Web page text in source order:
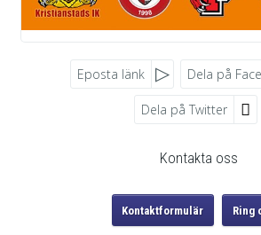
Eposta länk Dela på
Dela på Twitter
Kontakta oss
Kontaktformulär Ring